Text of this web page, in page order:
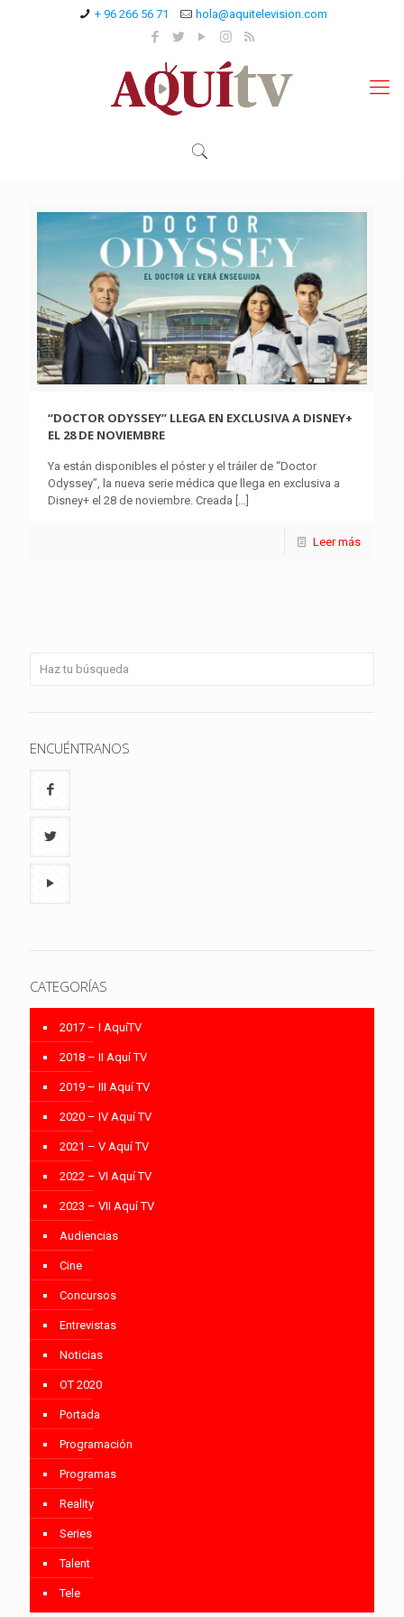
+ 96 266 56 71 hola@aquitelevision.com
“DOCTOR ODYSSEY” LLEGA EN EXCLUSIVA A DISNEY+
EL 28 DE NOVIEMBRE
Ya están disponibles el póster y el tráiler de “Doctor
Odyssey”, la nueva serie médica que llega en exclusiva a
Disney+ el 28 de noviembre. Creada […]
Leer más
ENCUÉNTRANOS
CATEGORÍAS
2017 – I AquíTV
2018 – II Aquí TV
2019 – III Aquí TV
2020 – IV Aquí TV
2021 – V Aquí TV
2022 – VI Aquí TV
2023 – VII Aquí TV
Audiencias
Cine
Concursos
Entrevistas
Noticias
OT 2020
Portada
Programación
Programas
Reality
Series
Talent
Tele